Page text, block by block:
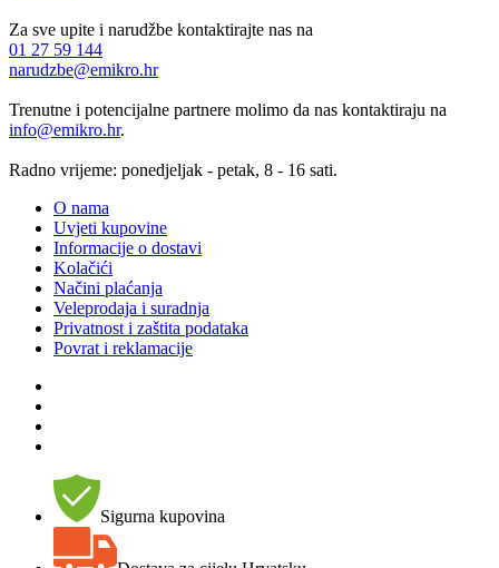
Za sve upite i narudžbe kontaktirajte nas na
01 27 59 144
narudzbe@emikro.hr
Trenutne i potencijalne partnere molimo da nas kontaktiraju na
info@emikro.hr.
Radno vrijeme: ponedjeljak - petak, 8 - 16 sati.
O nama
Uvjeti kupovine
Informacije o dostavi
Kolačići
Načini plaćanja
Veleprodaja i suradnja
Privatnost i zaštita podataka
Povrat i reklamacije
Sigurna kupovina